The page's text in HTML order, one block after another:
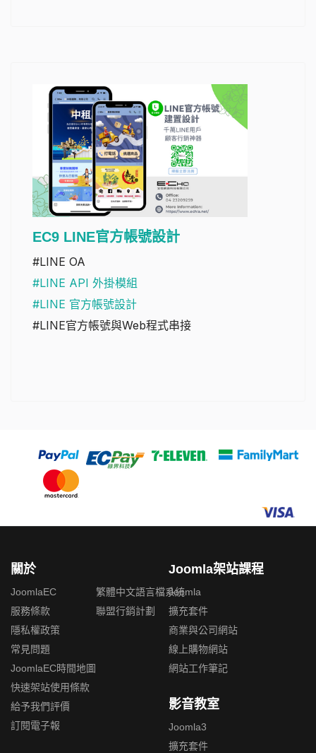
EC9 LINE官方帳號設計
#LINE OA
#LINE API 外掛模組
#LINE 官方帳號設計
#LINE官方帳號與Web程式串接
關於
JoomlaEC
服務條款
隱私權政策
常見問題
JoomlaEC時間地圖
快速架站使用條款
給予我們評價
訂閱電子報
繁體中文語言檔系統
聯盟行銷計劃
Joomla架站課程
Joomla
擴充套件
商業與公司網站
線上購物網站
網站工作筆記
影音教室
Joomla3
擴充套件